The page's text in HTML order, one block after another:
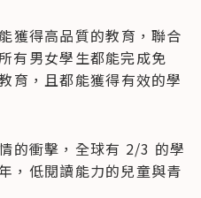
獲得高品質的教育，聯合
有男女學生都能完成免
育，且都能獲得有效的學
的衝擊，全球有 2/3 的學
，低閱讀能力的兒童與青